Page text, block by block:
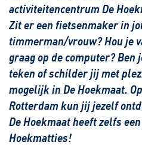
activiteitencentrum De
Zit er een fietsenmaker in
timmerman/vrouw? Hou je
graag op de computer? Ben
teken of schilder jij met
mogelijk in De Hoekmaat.
Rotterdam kun jij jezelf
De Hoekmaat heeft zelfs
Hoekmatties!